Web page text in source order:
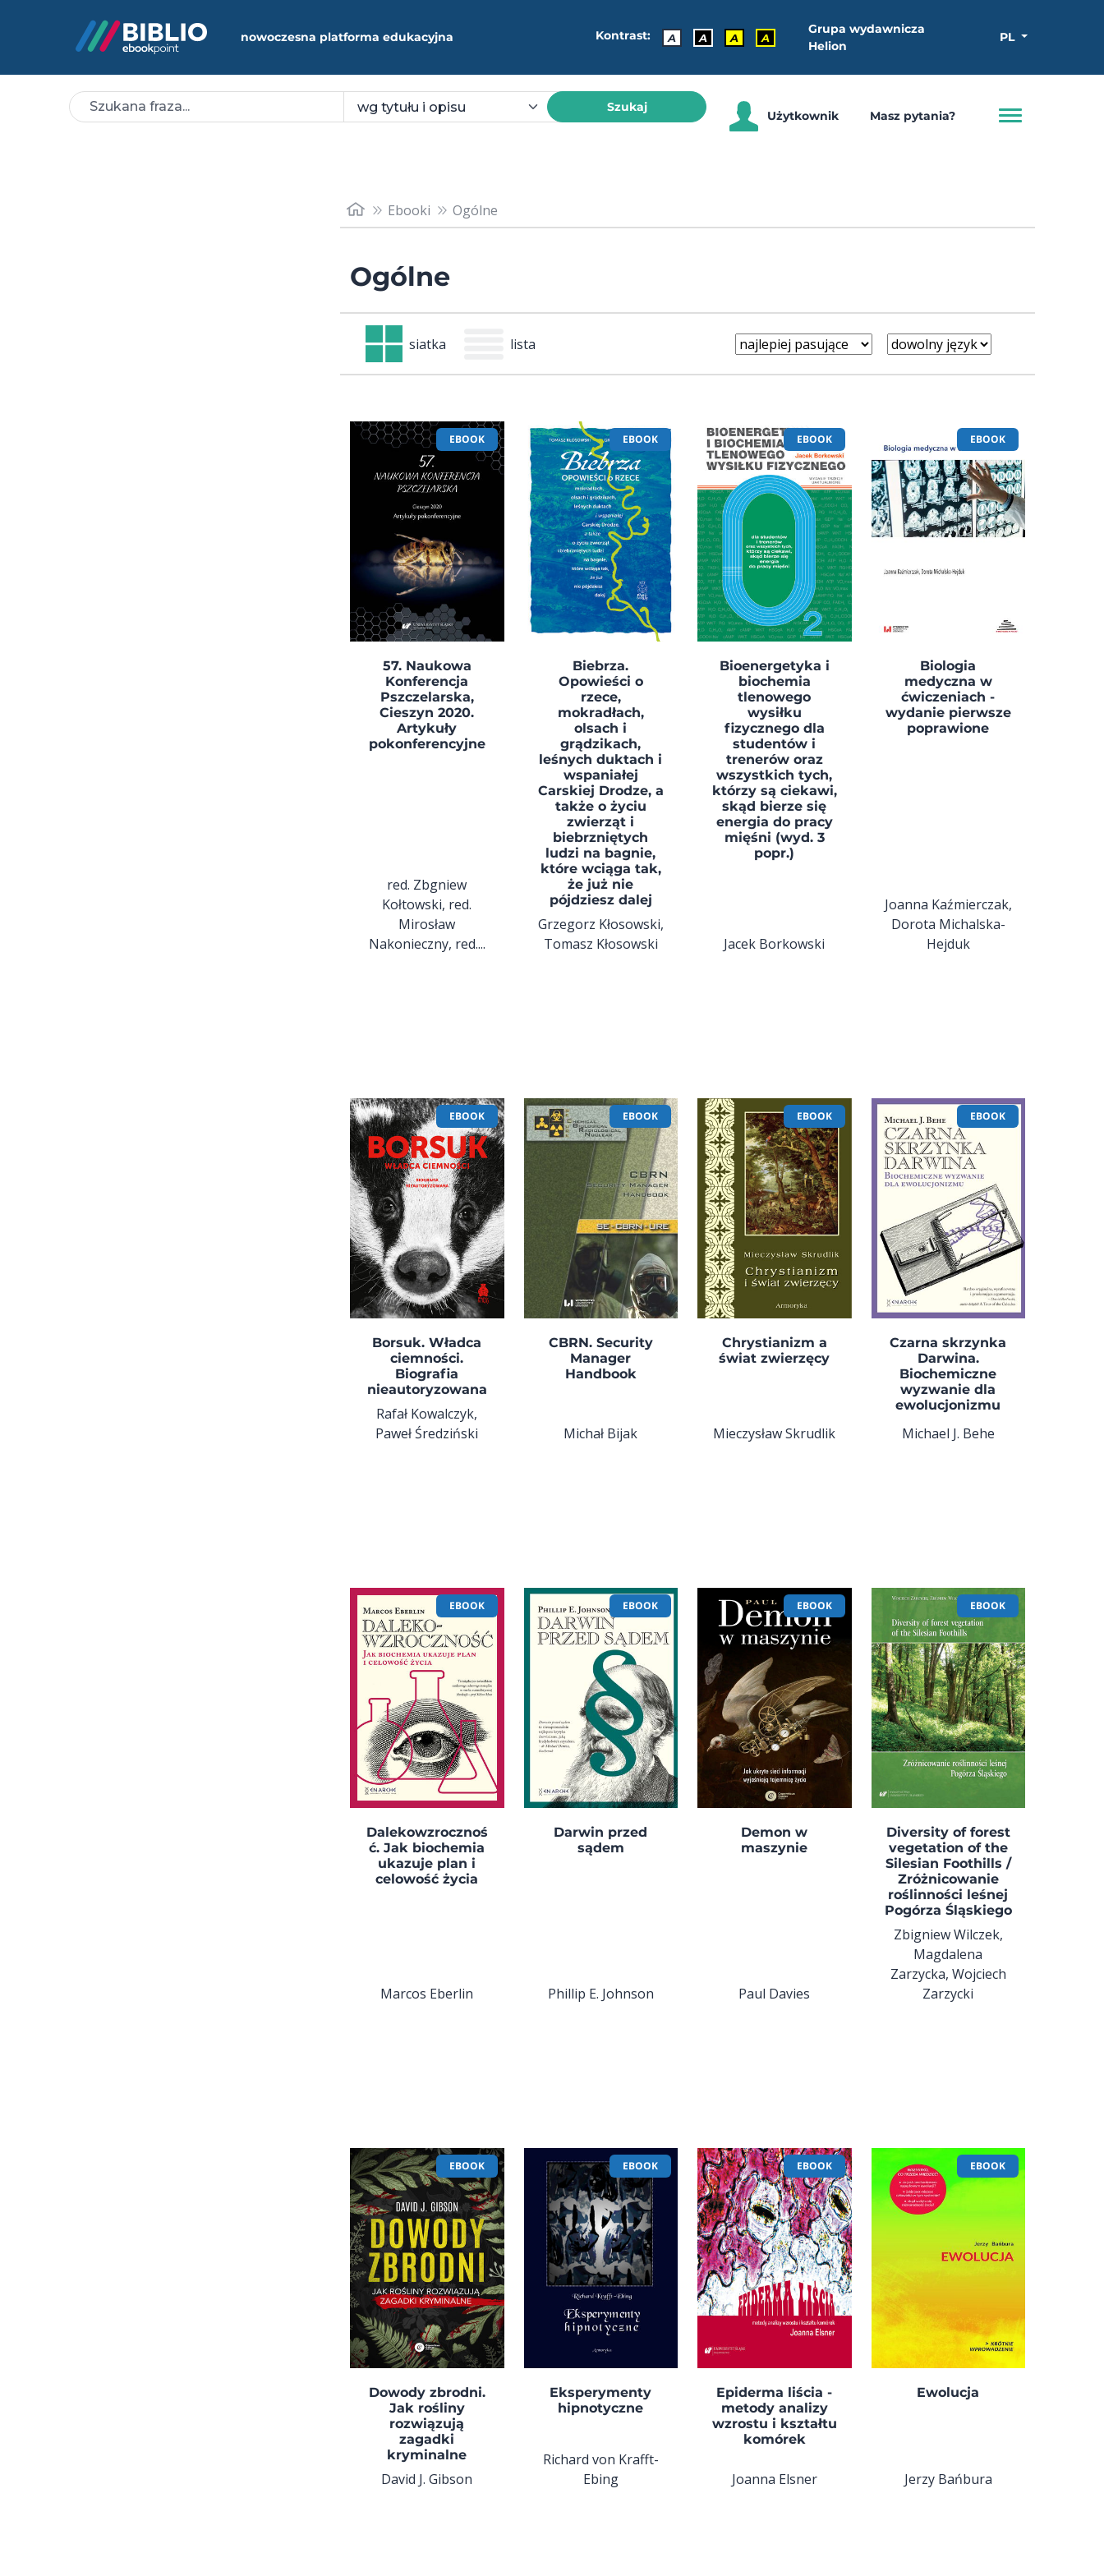
nowoczesna platforma edukacyjna Kontrast: A A A A
Grupa wydawnicza
Helion
PL
Szukaj
Użytkownik Masz pytania?
Ebooki Ogólne
Ogólne
siatka lista
EBOOK
57. Naukowa
Konferencja
Pszczelarska,
Cieszyn 2020.
Artykuły
pokonferencyjne
red. Zbgniew
Kołtowski, red.
Mirosław
Nakonieczny, red....
EBOOK
Biebrza.
Opowieści o
rzece,
mokradłach,
olsach i
grądzikach,
leśnych duktach i
wspaniałej
Carskiej Drodze, a
także o życiu
zwierząt i
biebrzniętych
ludzi na bagnie,
które wciąga tak,
że już nie
pójdziesz dalej
Grzegorz Kłosowski,
Tomasz Kłosowski
EBOOK
Bioenergetyka i
biochemia
tlenowego
wysiłku
fizycznego dla
studentów i
trenerów oraz
wszystkich tych,
którzy są ciekawi,
skąd bierze się
energia do pracy
mięśni (wyd. 3
popr.)
Jacek Borkowski
EBOOK
Biologia
medyczna w
ćwiczeniach -
wydanie pierwsze
poprawione
Joanna Kaźmierczak,
Dorota Michalska-
Hejduk
EBOOK
Borsuk. Władca
ciemności.
Biografia
nieautoryzowana
Rafał Kowalczyk,
Paweł Średziński
EBOOK
CBRN. Security
Manager
Handbook
Michał Bijak
EBOOK
Chrystianizm a
świat zwierzęcy
Mieczysław Skrudlik
EBOOK
Czarna skrzynka
Darwina.
Biochemiczne
wyzwanie dla
ewolucjonizmu
Michael J. Behe
EBOOK
Dalekowzrocznoś
ć. Jak biochemia
ukazuje plan i
celowość życia
Marcos Eberlin
EBOOK
Darwin przed
sądem
Phillip E. Johnson
EBOOK
Demon w
maszynie
Paul Davies
EBOOK
Diversity of forest
vegetation of the
Silesian Foothills /
Zróżnicowanie
roślinności leśnej
Pogórza Śląskiego
Zbigniew Wilczek,
Magdalena
Zarzycka, Wojciech
Zarzycki
EBOOK
Dowody zbrodni.
Jak rośliny
rozwiązują
zagadki
kryminalne
David J. Gibson
EBOOK
Eksperymenty
hipnotyczne
Richard von Krafft-
Ebing
EBOOK
Epiderma liścia -
metody analizy
wzrostu i kształtu
komórek
Joanna Elsner
EBOOK
Ewolucja
Jerzy Bańbura